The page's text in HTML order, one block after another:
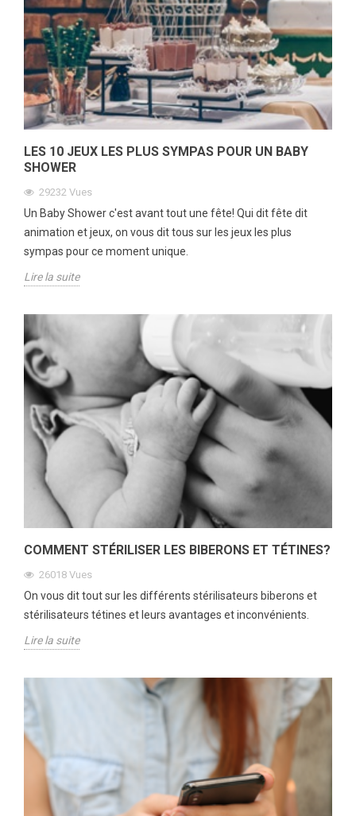
LES 10 JEUX LES PLUS SYMPAS POUR UN BABY
SHOWER
29232 Vues
Un Baby Shower c'est avant tout une fête! Qui dit fête dit
animation et jeux, on vous dit tous sur les jeux les plus
sympas pour ce moment unique.
Lire la suite
COMMENT STÉRILISER LES BIBERONS ET TÉTINES?
26018 Vues
On vous dit tout sur les différents stérilisateurs biberons et
stérilisateurs tétines et leurs avantages et inconvénients.
Lire la suite